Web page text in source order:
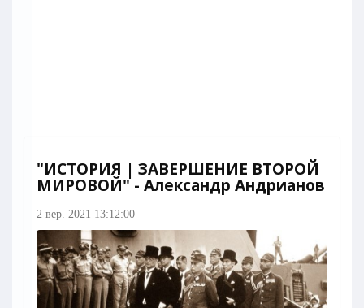
"ИСТОРИЯ | ЗАВЕРШЕНИЕ ВТОРОЙ
МИРОВОЙ" - Александр Андрианов
2 вер. 2021 13:12:00